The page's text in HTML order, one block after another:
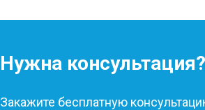
Нужна консультация?
Закажите бесплатную